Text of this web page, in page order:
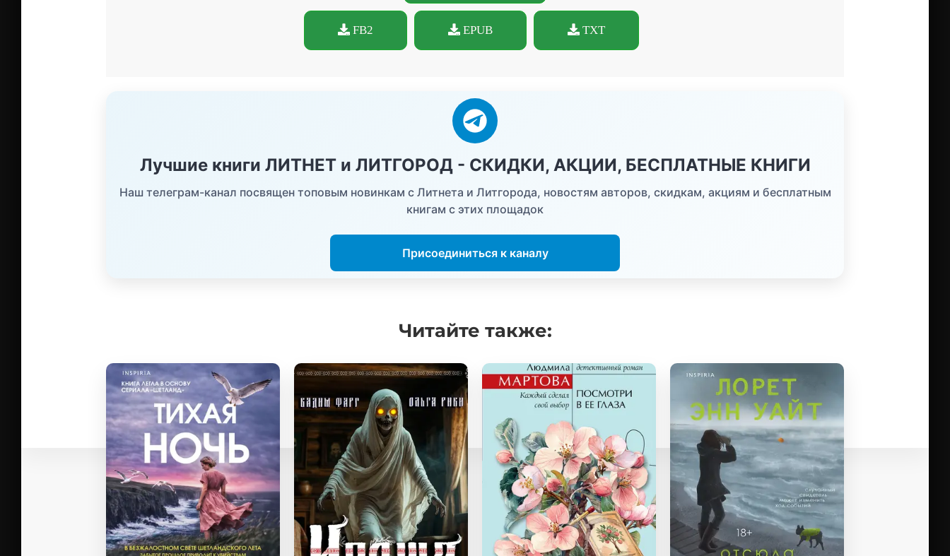
FB2 EPUB TXT
Лучшие книги ЛИТНЕТ и ЛИТГОРОД - СКИДКИ, АКЦИИ, БЕСПЛАТНЫЕ КНИГИ
Наш телеграм-канал посвящен топовым новинкам с Литнета и Литгорода, новостям авторов, скидкам, акциям и бесплатным
книгам с этих площадок
Присоединиться к каналу
Читайте также: